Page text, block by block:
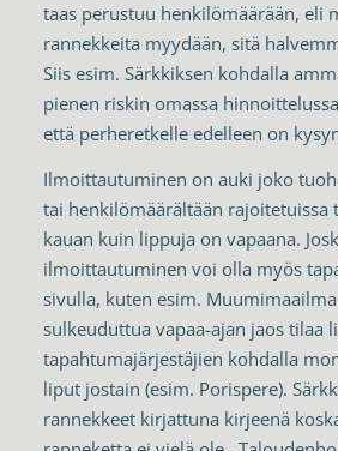
taas perustuu henkilömäärään, eli
rannekkeita myydään, sitä
Siis esim. Särkkiksen kohdalla
pienen riskin omassa
että perheretkelle edelleen on
Ilmoittautuminen on auki joko
tai henkilömäärältään rajoitetuissa
kauan kuin lippuja on vapaana.
ilmoittautuminen voi olla myös
sivulla, kuten esim.
sulkeuduttua vapaa-ajan jaos tilaa
tapahtumajärjestäjien kohdalla
liput jostain (esim. Porispere).
rannekkeet kirjattuna kirjeenä